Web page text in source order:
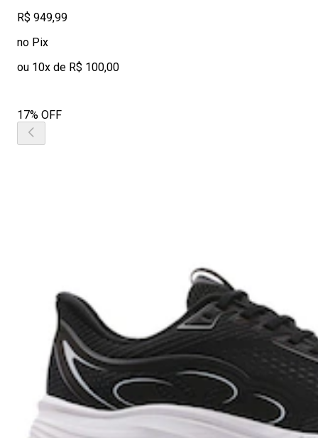
R$ 949,99
no Pix
ou 10x de R$ 100,00
17% OFF